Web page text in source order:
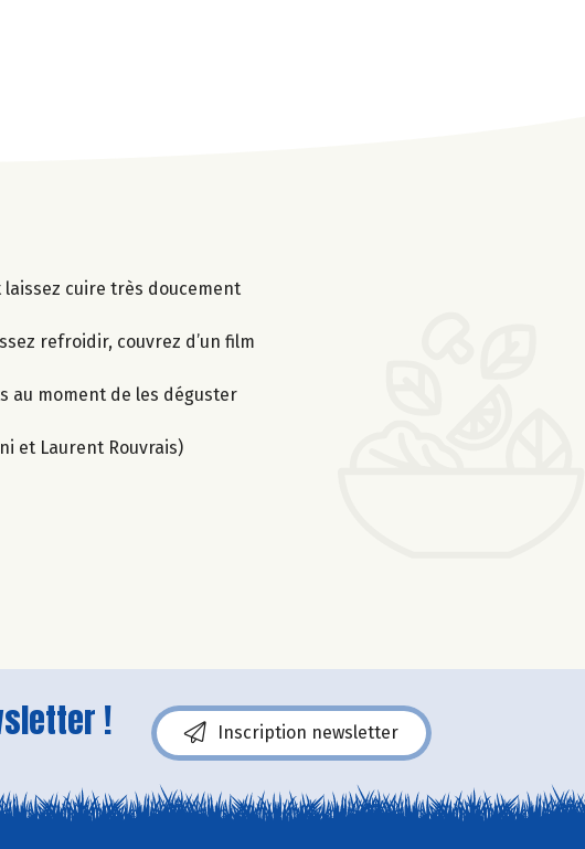
laissez cuire très doucement
refroidir, couvrez d’un film
au moment de les déguster
et Laurent Rouvrais)
! Inscription newsletter